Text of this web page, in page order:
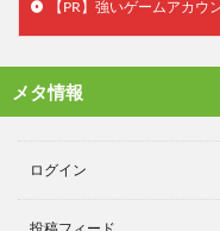
【PR】強いゲームアカ
メタ情報
ログイン